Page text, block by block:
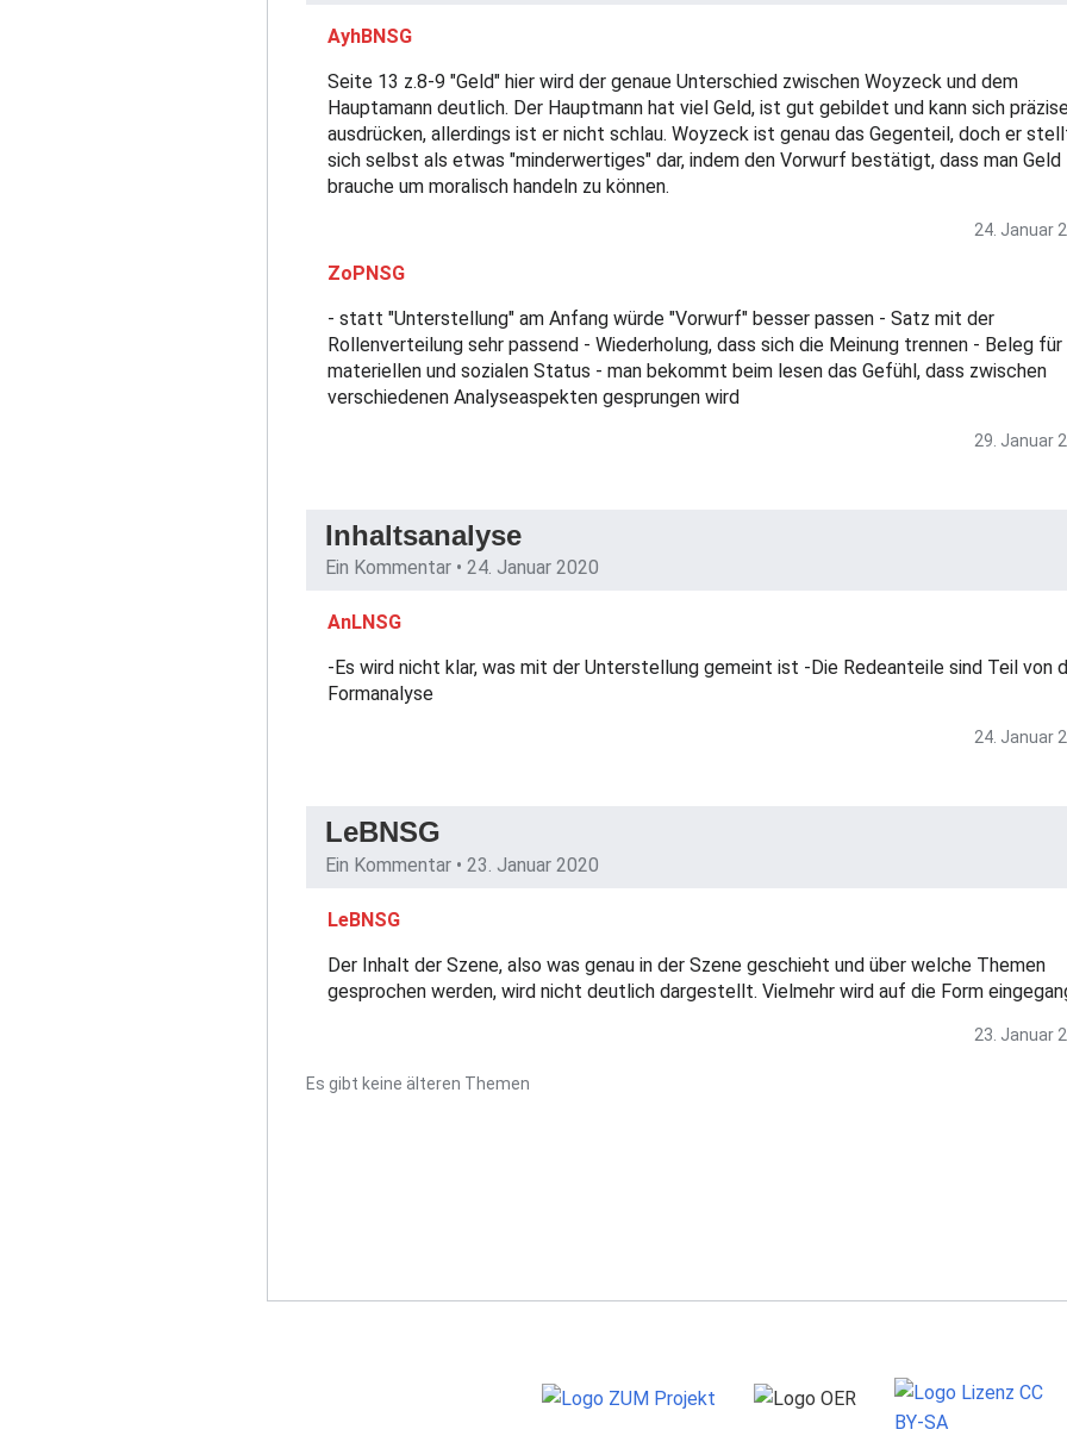
AyhBNSG
Seite 13 z.8-9 "Geld" hier wird der genaue Unterschied zwischen Woyzeck und dem
Hauptamann deutlich. Der Hauptmann hat viel Geld, ist gut gebildet und kann sich
ausdrücken, allerdings ist er nicht schlau. Woyzeck ist genau das Gegenteil, doch er
sich selbst als etwas "minderwertiges" dar, indem den Vorwurf bestätigt, dass man Geld
brauche um moralisch handeln zu können.
24. Januar
ZoPNSG
- statt "Unterstellung" am Anfang würde "Vorwurf" besser passen - Satz mit der
Rollenverteilung sehr passend - Wiederholung, dass sich die Meinung trennen - Beleg für
materiellen und sozialen Status - man bekommt beim lesen das Gefühl, dass zwischen
verschiedenen Analyseaspekten gesprungen wird
29. Januar
Inhaltsanalyse
Ein Kommentar • 24. Januar 2020
AnLNSG
-Es wird nicht klar, was mit der Unterstellung gemeint ist -Die Redeanteile sind Teil von
Formanalyse
24. Januar
LeBNSG
Ein Kommentar • 23. Januar 2020
LeBNSG
Der Inhalt der Szene, also was genau in der Szene geschieht und über welche Themen
gesprochen werden, wird nicht deutlich dargestellt. Vielmehr wird auf die Form
23. Januar
Es gibt keine älteren Themen